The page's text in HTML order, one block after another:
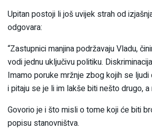
Upitan postoji li još uvijek strah od
odgovara:
“Zastupnici manjina podržavaju Vladu,
vodi jednu uključivu politiku.
Imamo poruke mržnje zbog kojih se
i pitaju se je li im lakše biti nešto drugo, a
Govorio je i što misli o tome koji će biti
popisu stanovništva.